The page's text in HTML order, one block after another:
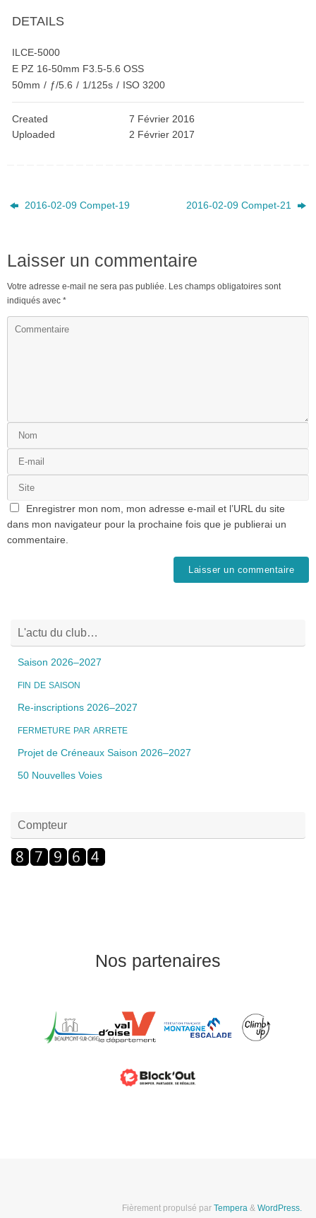
DETAILS
ILCE-5000
E PZ 16-50mm F3.5-5.6 OSS
50mm / ƒ/5.6 / 1/125s / ISO 3200
Created
7 Février 2016
Uploaded
2 Février 2017
2016-02-09 Compet-19 2016-02-09 Compet-21
Laisser un commentaire
Votre adresse e-mail ne sera pas publiée. Les champs obligatoires sont
indiqués avec *
Enregistrer mon nom, mon adresse e-mail et l’URL du site
dans mon navigateur pour la prochaine fois que je publierai un
commentaire.
L'actu du club…
Saison 2026–2027
FIN DE SAISON
Re-inscriptions 2026–2027
FERMETURE PAR ARRETE
Projet de Créneaux Saison 2026–2027
50 Nouvelles Voies
Compteur
Nos partenaires
Fièrement propulsé par Tempera & WordPress.